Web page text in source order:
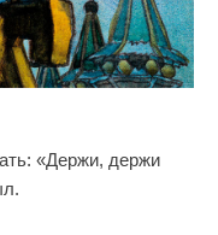
«Держи, держи